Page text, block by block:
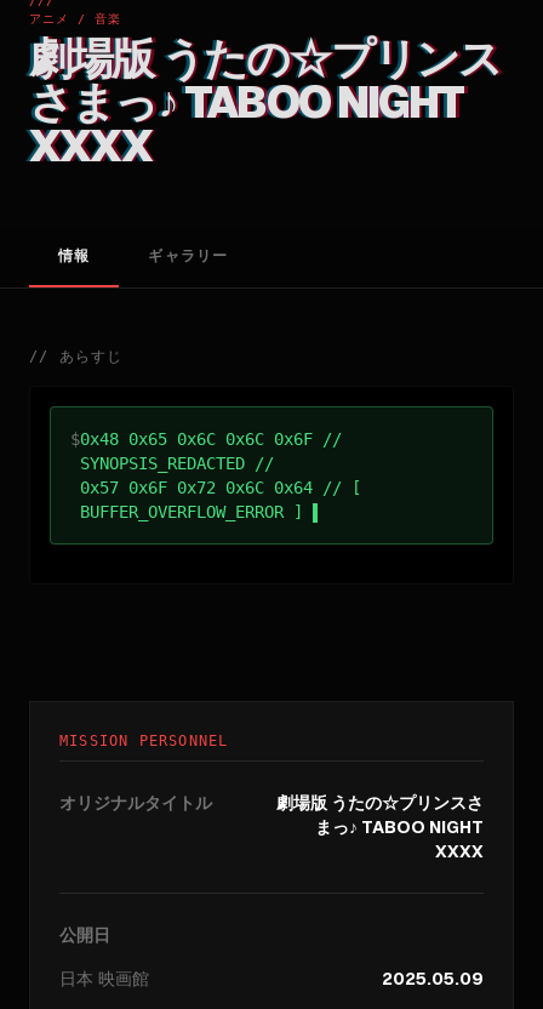
アニメ / 音楽
劇場版 うたの☆プリンス
さまっ♪ TABOO NIGHT
XXXX
情報 ギャラリー
// あらすじ
$0x48 0x65 0x6C 0x6C 0x6F //
SYNOPSIS_REDACTED //
0x57 0x6F 0x72 0x6C 0x64 // [
BUFFER_OVERFLOW_ERROR ]
MISSION PERSONNEL
オリジナルタイトル
劇場版 うたの☆プリンスさ
まっ♪ TABOO NIGHT
XXXX
公開日
日本 映画館
2025.05.09